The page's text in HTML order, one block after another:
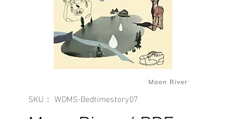
SKU： WDMS-Bedtimestory07